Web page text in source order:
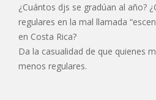
¿Cuántos djs se gradúan al año?
regulares en la mal llamada
en Costa Rica?
Da la casualidad de que quienes
menos regulares.